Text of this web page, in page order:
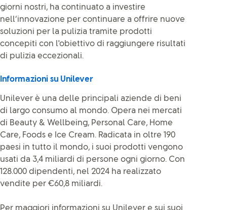
giorni nostri, ha continuato a investire
nell’innovazione per continuare a offrire nuove
soluzioni per la pulizia tramite prodotti
concepiti con l'obiettivo di raggiungere risultati
di pulizia eccezionali.
Informazioni su Unilever
Unilever è una delle principali aziende di beni
di largo consumo al mondo. Opera nei mercati
di Beauty & Wellbeing, Personal Care, Home
Care, Foods e Ice Cream. Radicata in oltre 190
paesi in tutto il mondo, i suoi prodotti vengono
usati da 3,4 miliardi di persone ogni giorno. Con
128.000 dipendenti, nel 2024 ha realizzato
vendite per €60,8 miliardi.
Per maggiori informazioni su Unilever e sui suoi